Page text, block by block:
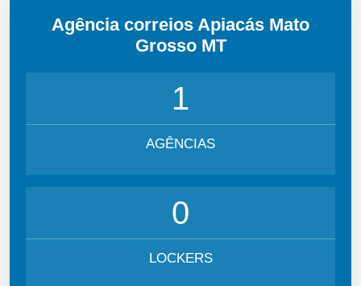
Agência correios Apiacás Mato
Grosso MT
1
AGÊNCIAS
0
LOCKERS